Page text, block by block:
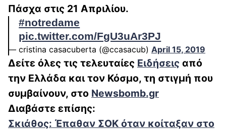
Πάσχα στις 21 Απριλίου.
#notredame
pic.twitter.com/FgU3uAr3PJ
— cristina casacuberta (@ccasacub) April 15, 2019
Δείτε όλες τις τελευταίες Ειδήσεις από
την Ελλάδα και τον Κόσμο, τη στιγμή που
συμβαίνουν, στο Newsbomb.gr
Διαβάστε επίσης:
Σκιάθος: Έπαθαν ΣΟΚ όταν κοίταξαν στο